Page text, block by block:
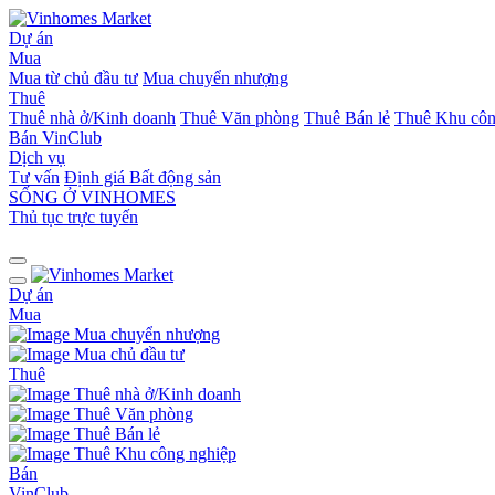
Dự án
Mua
Mua từ chủ đầu tư Mua chuyển nhượng
Thuê
Thuê nhà ở/Kinh doanh Thuê Văn phòng Thuê Bán lẻ Thuê Khu
Bán VinClub
Dịch vụ
Tư vấn Định giá Bất động sản
SỐNG Ở VINHOMES
Thủ tục trực tuyến
Dự án
Mua
Mua chuyển nhượng
Mua chủ đầu tư
Thuê
Thuê nhà ở/Kinh doanh
Thuê Văn phòng
Thuê Bán lẻ
Thuê Khu công nghiệp
Bán